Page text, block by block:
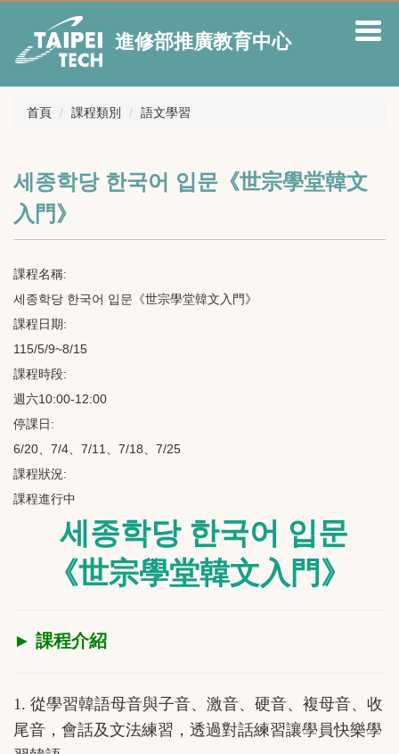
內
進修部推廣教育中心
首頁 課程類別 語文學習
세종학당 한국어 입문《世宗學堂韓文
入門》
課程名稱:
세종학당 한국어 입문《世宗學堂韓文入門》
課程日期:
115/5/9~8/15
課程時段:
週六10:00-12:00
停課日:
6/20、7/4、7/11、7/18、7/25
課程狀況:
課程進行中
세종학당 한국어 입문
《世宗學堂韓文入門》
► 課程介紹
1. 從學習韓語母音與子音、激音、硬音、複母音、收
尾音，會話及文法練習，透過對話練習讓學員快樂學